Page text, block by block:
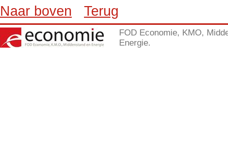
Naar boven Terug
FOD Economie, KMO,
Energie.